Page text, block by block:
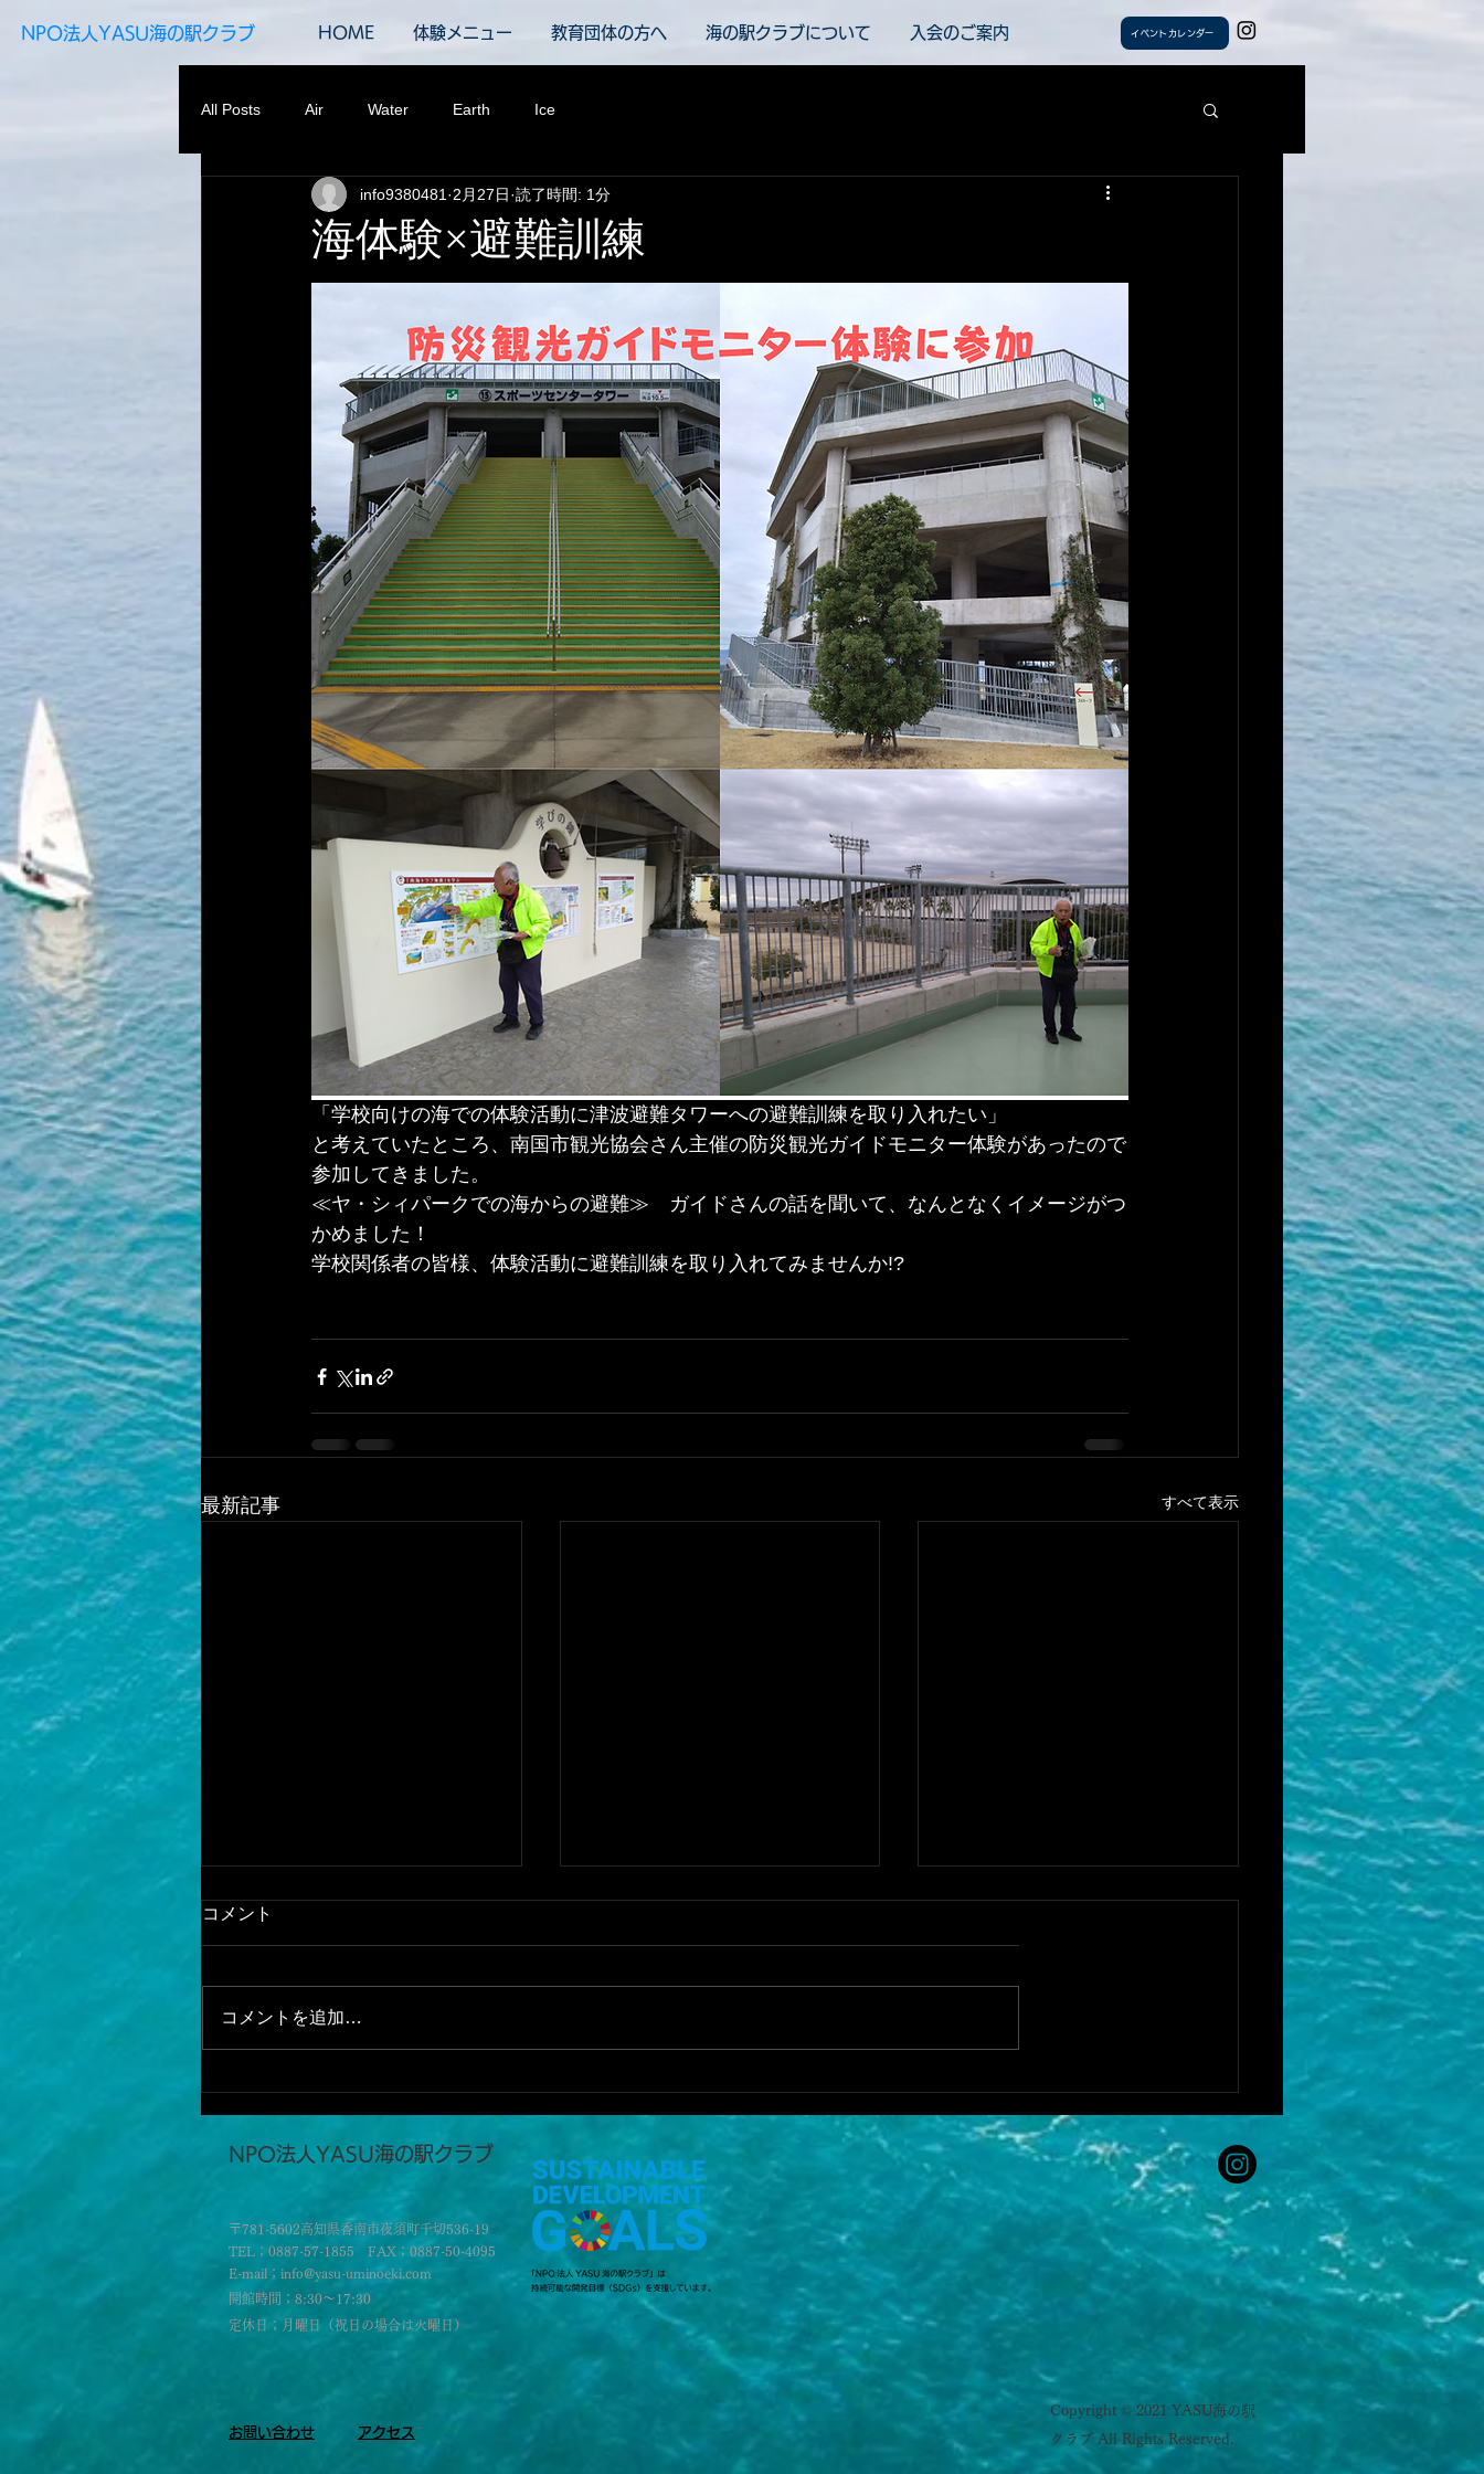
​NPO法人YASU海の駅クラブ HOME 体験メニュー 教育団体の方へ 海の駅クラブについて 入会のご案内 イベントカレンダー
All Posts Air Water Earth Ice
海体験×避難訓練
info9380481 2月27日 読了時間: 1分
「学校向けの海での体験活動に津波避難タワーへの避難訓練を取り入れたい」
と考えていたところ、南国市観光協会さん主催の防災観光ガイドモニター体験があったので
参加してきました。
≪ヤ・シィパークでの海からの避難≫　ガイドさんの話を聞いて、なんとなくイメージがつ
かめました！
学校関係者の皆様、体験活動に避難訓練を取り入れてみませんか!?
最新記事 すべて表示
SUPフィッシング
が．．．
コメント
コメントを追加…
​NPO法人YASU海の駅クラブ
〒781-5602高知県香南市夜須町千切536-19
TEL；0887-57-1855 FAX；0887-50-4095
E-mail；info@yasu-uminoeki.com
開館時間；8:30～17:30
定休日；月曜日（祝日の場合は火曜日）
お問い合わせ ​アクセス
Copyright © 2021 YASU海の駅
クラブ All Rights Reserved.